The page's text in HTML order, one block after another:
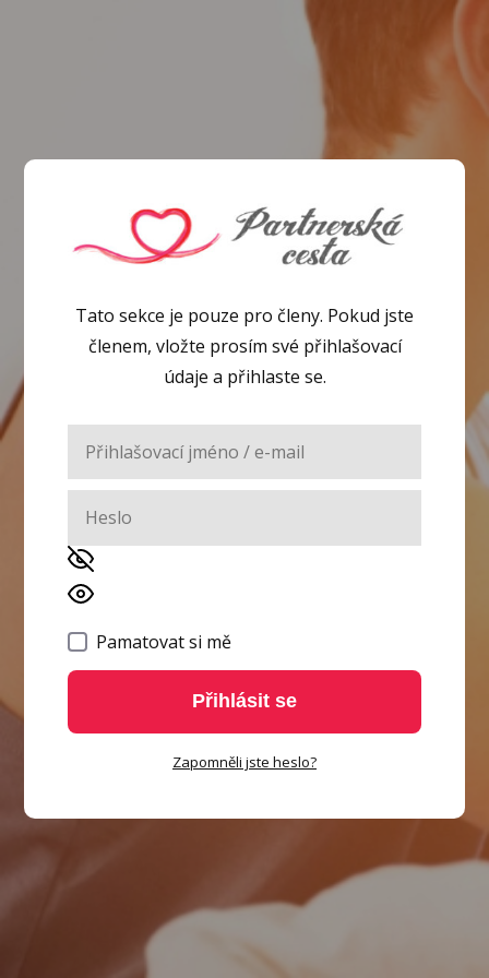
Tato sekce je pouze pro členy. Pokud jste
členem, vložte prosím své přihlašovací
údaje a přihlaste se.
Pamatovat si mě
Přihlásit se
Zapomněli jste heslo?